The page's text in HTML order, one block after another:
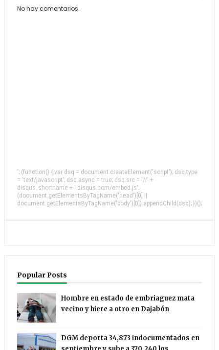
No hay comentarios.
'; (function() { var dsq = document.createElement('script'); dsq.type
= 'text/javascript'; dsq.async = true; dsq.src = '//' +
disqus_shortname + '.disqus.com/embed.js';
(document.getElementsByTagName('head')[0] ||
document.getElementsByTagName('body')[0]).appendChild(dsq); })();
Popular Posts
Hombre en estado de embriaguez mata
vecino y hiere a otro en Dajabón
DGM deporta 34,873 indocumentados en